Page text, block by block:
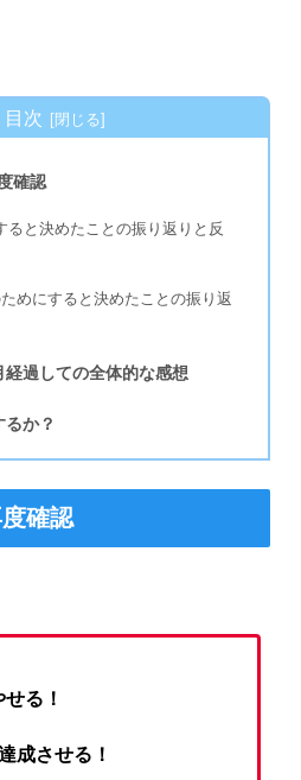
目次
確認
ると決めたことの振り返りと反
めにすると決めたことの振り返
経過しての全体的な感想
か？
確認
る！
成させる！